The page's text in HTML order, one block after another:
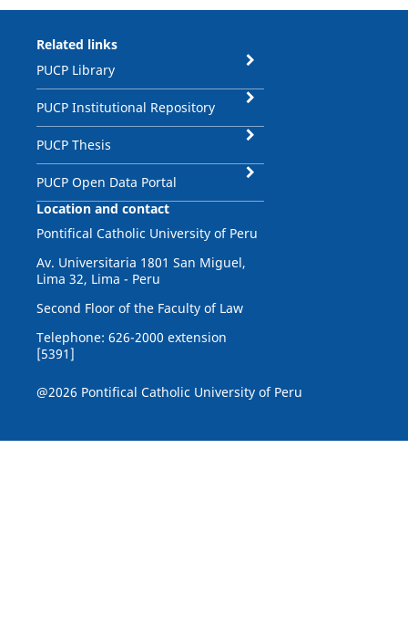
Related links
PUCP Library
PUCP Institutional Repository
PUCP Thesis
PUCP Open Data Portal
Location and contact
Pontifical Catholic University of Peru
Av. Universitaria 1801 San Miguel,
Lima 32, Lima - Peru
Second Floor of the Faculty of Law
Telephone: 626-2000 extension
[5391]
@2026 Pontifical Catholic University of Peru